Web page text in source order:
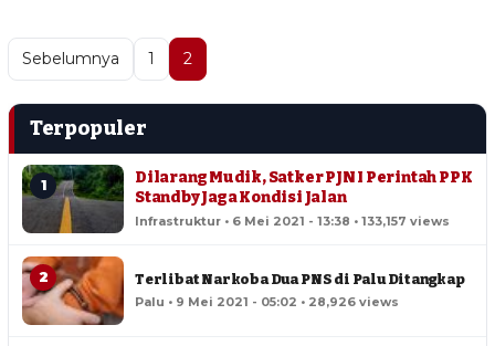
Sebelumnya 1 2
Terpopuler
1
Dilarang Mudik, Satker PJN I Perintah PPK
Standby Jaga Kondisi Jalan
Infrastruktur • 6 Mei 2021 - 13:38 • 133,157 views
2 Terlibat Narkoba Dua PNS di Palu Ditangkap
Palu • 9 Mei 2021 - 05:02 • 28,926 views